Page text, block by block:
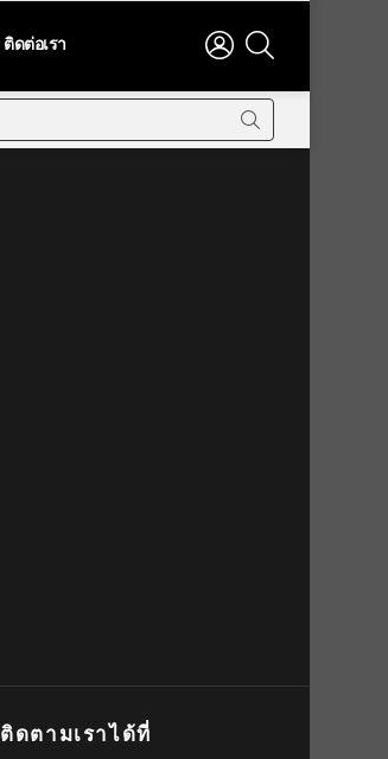
ติดต่อเรา
LOGIN
ติดตามเราได้ที่